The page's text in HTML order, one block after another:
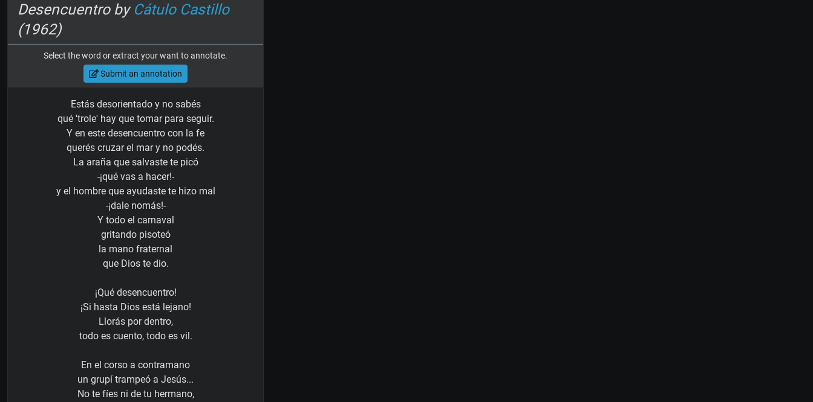
Desencuentro by Cátulo Castillo
(1962)
Select the word or extract your want to annotate.
Submit an annotation
Estás desorientado y no sabés
qué 'trole' hay que tomar para seguir.
Y en este desencuentro con la fe
querés cruzar el mar y no podés.
La araña que salvaste te picó
-¡qué vas a hacer!-
y el hombre que ayudaste te hizo mal
-¡dale nomás!-
Y todo el carnaval
gritando pisoteó
la mano fraternal
que Dios te dio.
¡Qué desencuentro!
¡Si hasta Dios está lejano!
Llorás por dentro,
todo es cuento, todo es vil.
En el corso a contramano
un grupí trampeó a Jesús...
No te fíes ni de tu hermano,